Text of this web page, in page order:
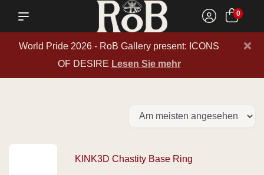
0
World Pride 2026 - RoB Gallery present: ICONS
OF DESIRE Lesen Sie mehr
×
KINK3D Chastity Base Ring